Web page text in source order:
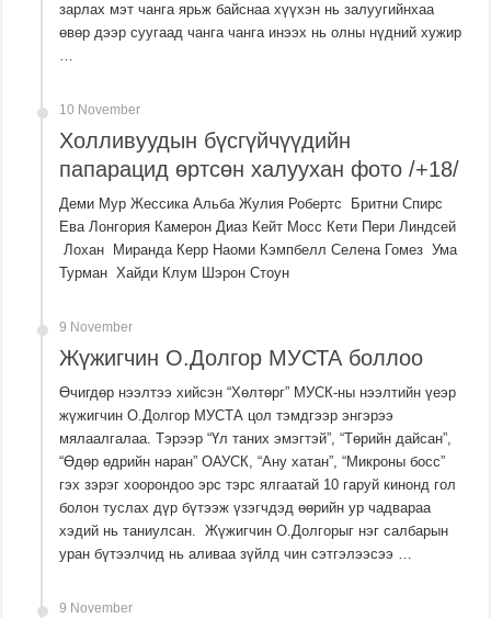
зарлах мэт чанга ярьж байснаа хүүхэн нь залуугийнхаа
өвөр дээр суугаад чанга чанга инээх нь олны нүдний хужир
…
10 November
Холливуудын бүсгүйчүүдийн
папарацид өртсөн халуухан фото /+18/
Деми Мур Жессика Альба Жулия Робертс Бритни Спирс
Ева Лонгория Камерон Диаз Кейт Мосс Кети Пери Линдсей
Лохан Миранда Керр Наоми Кэмпбелл Селена Гомез Ума
Турман Хайди Клум Шэрон Стоун
9 November
Жүжигчин О.Долгор МУСТА боллоо
Өчигдөр нээлтээ хийсэн “Хөлтөрг” МУСК-ны нээлтийн үеэр
жүжигчин О.Долгор МУСТА цол тэмдгээр энгэрээ
мялаалгалаа. Тэрээр “Үл таних эмэгтэй”, “Төрийн дайсан”,
“Өдөр өдрийн наран” ОАУСК, “Ану хатан”, “Микроны босс”
гэх зэрэг хоорондоо эрс тэрс ялгаатай 10 гаруй кинонд гол
болон туслах дүр бүтээж үзэгчдэд өөрийн ур чадвараа
хэдий нь таниулсан. Жүжигчин О.Долгорыг нэг салбарын
уран бүтээлчид нь аливаа зүйлд чин сэтгэлээсээ …
9 November